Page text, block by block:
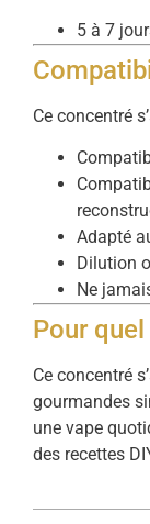
5 à 7
Ce concentré
Adapté
Dilution
Ne
Pour
Ce concentré
gourmandes
une vape
des recettes